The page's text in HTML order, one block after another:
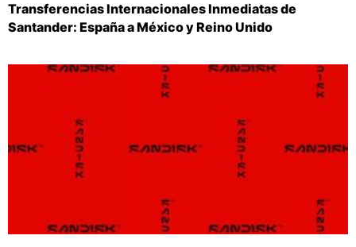
Transferencias Internacionales Inmediatas de
Santander: España a México y Reino Unido